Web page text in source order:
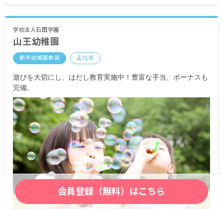
※入社6カ月以降 処遇改善手当（+10,000円）支給
賞与年2回 2カ月分＋処遇改善一時金（前年度実
交通費 上限20,000円/月
学校法人石田学園
山王幼稚園
新卒幼稚園教諭 正社員
遊びを大切にし、はだし教育実施中！豊富な手当、ボーナスも
完備。
会員登録（無料）はこちら